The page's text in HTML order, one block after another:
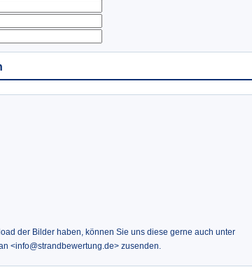
der Bilder haben, können Sie uns diese gerne auch unter
<info@strandbewertung.de> zusenden.